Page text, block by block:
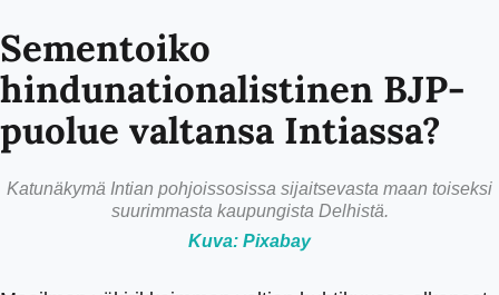
Sementoiko
hindunationalistinen BJP-
puolue valtansa Intiassa?
Katunäkymä Intian pohjoissosissa sijaitsevasta maan toiseksi
suurimmasta kaupungista Delhistä.
Kuva: Pixabay